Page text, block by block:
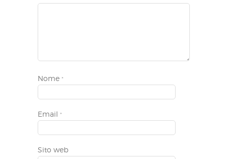
Nome *
Email *
Sito web